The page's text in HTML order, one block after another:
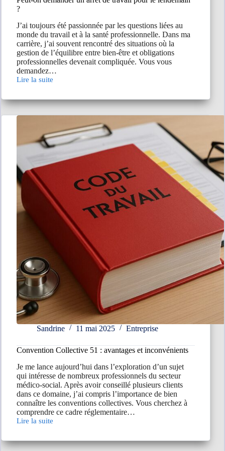
?
J’ai toujours été passionnée par les questions liées au
monde du travail et à la santé professionnelle. Dans ma
carrière, j’ai souvent rencontré des situations où la
gestion de l’équilibre entre bien-être et obligations
professionnelles devenait compliquée. Vous vous
demandez…
Lire la suite
Peut-
demander
un
arrêt
pour
?
Sandrine 11 mai 2025 Entreprise
Convention Collective 51 : avantages et inconvénients
Je me lance aujourd’hui dans l’exploration d’un sujet
qui intéresse de nombreux professionnels du secteur
médico-social. Après avoir conseillé plusieurs clients
dans ce domaine, j’ai compris l’importance de bien
connaître les conventions collectives. Vous cherchez à
comprendre ce cadre réglementaire…
Lire la suite
Convention
51